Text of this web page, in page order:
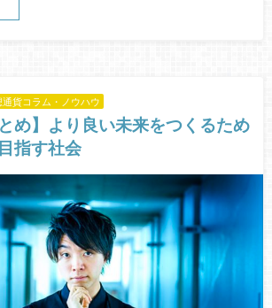
通貨コラム・ノウハウ
め】より良い未来をつくるため
指す社会